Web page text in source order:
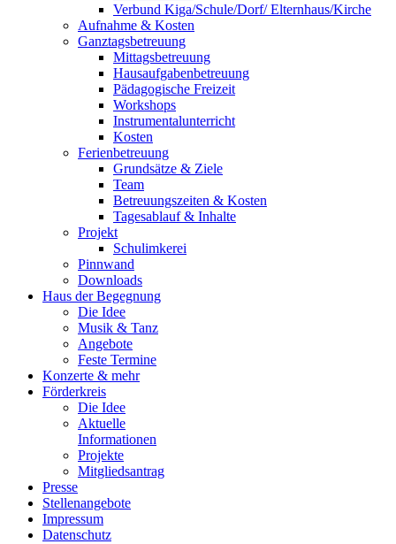
Verbund Kiga/Schule/Dorf/ Elternhaus/Kirche
Aufnahme & Kosten
Ganztagsbetreuung
Mittagsbetreuung
Hausaufgabenbetreuung
Pädagogische Freizeit
Workshops
Instrumentalunterricht
Kosten
Ferienbetreuung
Grundsätze & Ziele
Team
Betreuungszeiten & Kosten
Tagesablauf & Inhalte
Projekt
Schulimkerei
Pinnwand
Downloads
Haus der Begegnung
Die Idee
Musik & Tanz
Angebote
Feste Termine
Konzerte & mehr
Förderkreis
Die Idee
Aktuelle
Informationen
Projekte
Mitgliedsantrag
Presse
Stellenangebote
Impressum
Datenschutz